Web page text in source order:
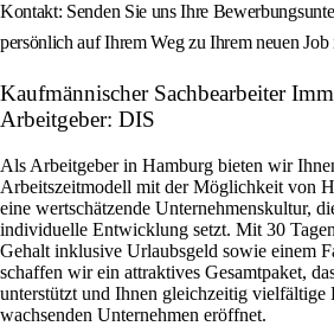
Kontakt: Senden Sie uns Ihre
persönlich auf Ihrem Weg zu Ihrem neuen Job
Kaufmännischer Sachbearbeiter
Arbeitgeber: DIS
Als Arbeitgeber in Hamburg bieten wir
Arbeitszeitmodell mit der Möglichkeit von
eine wertschätzende Unternehmenskultur,
individuelle Entwicklung setzt. Mit 30
Gehalt inklusive Urlaubsgeld sowie einem
schaffen wir ein attraktives Gesamtpaket,
unterstützt und Ihnen gleichzeitig vielfältige
wachsenden Unternehmen eröffnet.